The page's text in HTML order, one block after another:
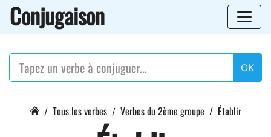
Conjugaison
OK
Tous les verbes Verbes du 2ème groupe Établir